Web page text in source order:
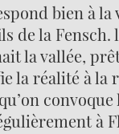
bien à la
de la Fensch.
la vallée,
la réalité à la
convoque
à